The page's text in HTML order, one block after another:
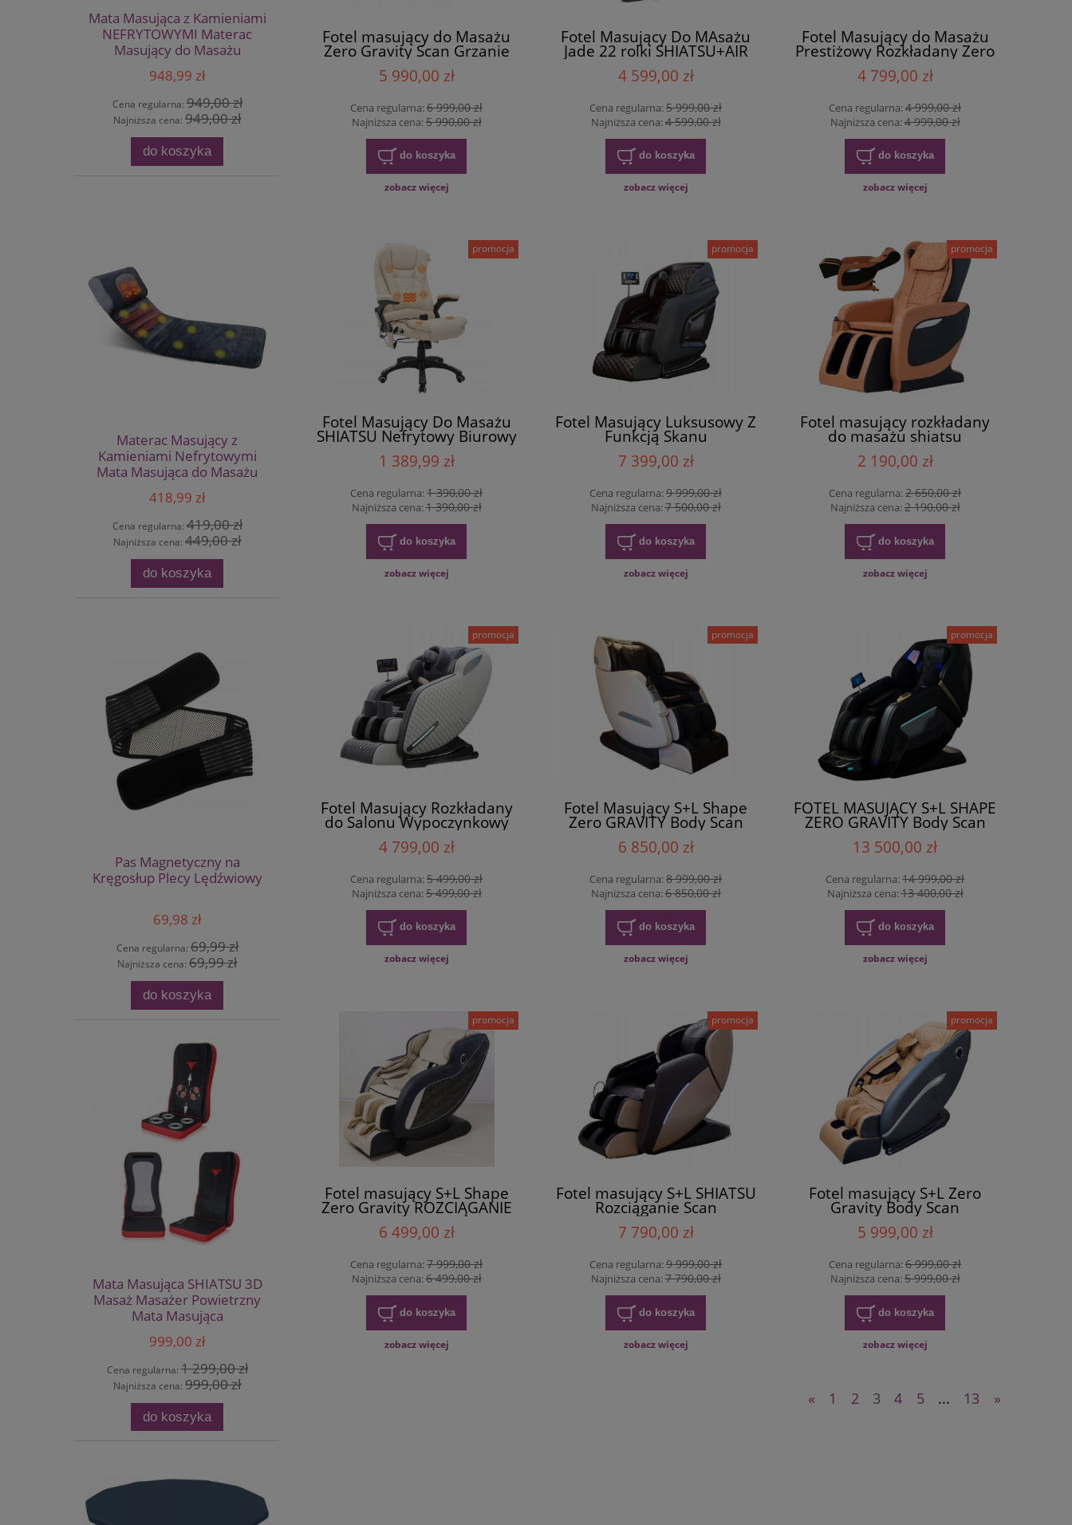
Mata Masująca z Kamieniami
NEFRYTOWYMI Materac
Masujący do Masażu
948,99 zł
Cena regularna:949,00 zł
Najniższa cena: 949,00 zł
do koszyka
Materac Masujący z
Kamieniami Nefrytowymi
Mata Masująca do Masażu
418,99 zł
Cena regularna:419,00 zł
Najniższa cena: 449,00 zł
do koszyka
Pas Magnetyczny na
Kręgosłup Plecy Lędźwiowy
69,98 zł
Cena regularna:69,99 zł
Najniższa cena: 69,99 zł
do koszyka
Mata Masująca SHIATSU 3D
Masaż Masażer Powietrzny
Mata Masująca
999,00 zł
Cena regularna:1 299,00 zł
Najniższa cena: 999,00 zł
do koszyka
Fotel masujący do Masażu
Zero Gravity Scan Grzanie
5 990,00 zł
Cena regularna:6 999,00 zł
Najniższa cena:5 990,00 zł
do koszyka
zobacz więcej
Fotel Masujący Do MAsażu
Jade 22 rolki SHIATSU+AIR
4 599,00 zł
Cena regularna:5 999,00 zł
Najniższa cena:4 599,00 zł
do koszyka
zobacz więcej
Fotel Masujący do Masażu
Prestiżowy Rozkładany Zero
Gravity
4 799,00 zł
Cena regularna:4 999,00 zł
Najniższa cena:4 999,00 zł
do koszyka
zobacz więcej
Fotel Masujący Do Masażu
SHIATSU Nefrytowy Biurowy
1 389,99 zł
Cena regularna:1 390,00 zł
Najniższa cena:1 390,00 zł
do koszyka
zobacz więcej
promocja
Fotel Masujący Luksusowy Z
Funkcją Skanu
7 399,00 zł
Cena regularna:9 999,00 zł
Najniższa cena:7 500,00 zł
do koszyka
zobacz więcej
promocja
Fotel masujący rozkładany
do masażu shiatsu
2 190,00 zł
Cena regularna:2 650,00 zł
Najniższa cena:2 190,00 zł
do koszyka
zobacz więcej
promocja
Fotel Masujący Rozkładany
do Salonu Wypoczynkowy
Zero Gravity
4 799,00 zł
Cena regularna:5 499,00 zł
Najniższa cena:5 499,00 zł
do koszyka
zobacz więcej
promocja
Fotel Masujący S+L Shape
Zero GRAVITY Body Scan
6 850,00 zł
Cena regularna:8 999,00 zł
Najniższa cena:6 850,00 zł
do koszyka
zobacz więcej
promocja
FOTEL MASUJĄCY S+L SHAPE
ZERO GRAVITY Body Scan
4D
13 500,00 zł
Cena regularna:14 999,00 zł
Najniższa cena:13 400,00 zł
do koszyka
zobacz więcej
promocja
Fotel masujący S+L Shape
Zero Gravity ROZCIĄGANIE
6 499,00 zł
Cena regularna:7 999,00 zł
Najniższa cena:6 499,00 zł
do koszyka
zobacz więcej
promocja
Fotel masujący S+L SHIATSU
Rozciąganie Scan
7 790,00 zł
Cena regularna:9 999,00 zł
Najniższa cena:7 790,00 zł
do koszyka
zobacz więcej
promocja
Fotel masujący S+L Zero
Gravity Body Scan
5 999,00 zł
Cena regularna:6 999,00 zł
Najniższa cena:5 999,00 zł
do koszyka
zobacz więcej
promocja
« 1 2 3 4 5 ... 13 »